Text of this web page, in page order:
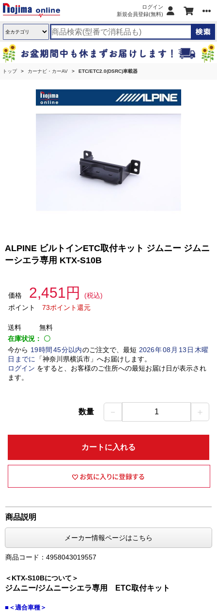
ログイン
新規会員登録(無料)
トップ カーナビ・カーAV ETC/ETC2.0(DSRC)車載器
ALPINE ビルトインETC取付キット ジムニー ジムニ
ーシエラ専用 KTX-S10B
価格 2,451円
(税込)
ポイント
73ポイント還元
送料
無料
在庫状況： 〇
今から 19時間 45分以内のご注文で、最短 2026年08 月 13 日木曜
日 までに 「神奈川県横浜市」 へお届けします。
ログイン をすると、お客様のご住所への最短お届け日が表示され
ます。
数量 － 1 ＋
カートに入れる
商品説明
メーカー情報ページはこちら
商品コード：4958043019557
＜KTX-S10Bについて＞
ジムニー/ジムニーシエラ専用 ETC取付キット
■＜適合車種＞